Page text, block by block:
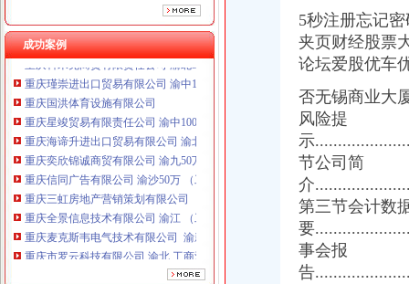
成功案例
重庆麦克斯韦电气技术有限公司 渝新 （工商注册）
重庆市罗云科技有限公司 渝北 工商注册
重庆科米克商贸有限责任公司 渝北50万 （工商注册）
重庆瑾崇进出口贸易有限公司 渝中100万 （进出口权）
重庆国洪体育设施有限公司
重庆星竣贸易有限责任公司 渝中100万 （进出口权）
重庆海谛升进出口贸易有限公司 渝北100万 （进出口权）
重庆奕欣锦诚商贸有限公司 渝九50万 （工商注册）
重庆信同广告有限公司 渝沙50万 （工商注册）
重庆三虹房地产营销策划有限公司
重庆全景信息技术有限公司 渝江 （工商注册）
重庆麦克斯韦电气技术有限公司 渝新 （工商注册）
重庆市罗云科技有限公司 渝北 工商注册
重庆科米克商贸有限责任公司 渝北50万 （工商注册）
重庆瑾崇进出口贸易有限公司 渝中100万 （进出口权）
5秒注册忘记
夹页财经股票
论坛爱股优车
否无锡商业大
风险提
示
节公司简
介
第三节会计数
要
事会报
告